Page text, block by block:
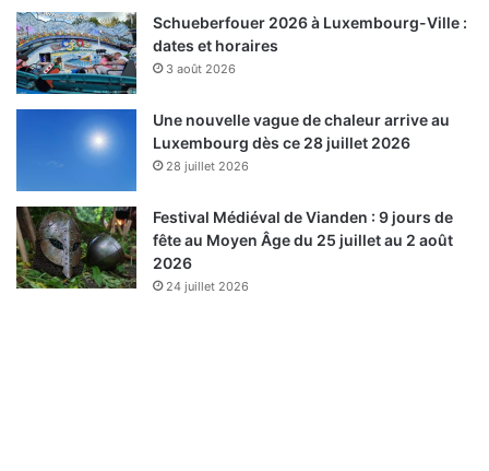
Schueberfouer 2026 à Luxembourg-Ville :
dates et horaires
3 août 2026
Une nouvelle vague de chaleur arrive au
Luxembourg dès ce 28 juillet 2026
28 juillet 2026
Festival Médiéval de Vianden : 9 jours de
fête au Moyen Âge du 25 juillet au 2 août
2026
24 juillet 2026